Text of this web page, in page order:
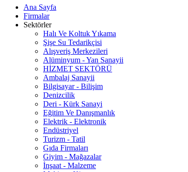
Ana Sayfa
Firmalar
Sektörler
Halı Ve Koltuk Yıkama
Şişe Su Tedarikçisi
Alışveriş Merkezileri
Alüminyum - Yan Sanayii
HİZMET SEKTÖRÜ
Ambalaj Sanayii
Bilgisayar - Bilişim
Denizcilik
Deri - Kürk Sanayi
Eğitim Ve Danışmanlık
Elektrik - Elektronik
Endüstriyel
Turizm - Tatil
Gıda Firmaları
Giyim - Mağazalar
İnşaat - Malzeme